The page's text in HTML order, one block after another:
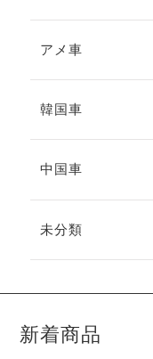
アメ車
韓国車
中国車
未分類
新着商品